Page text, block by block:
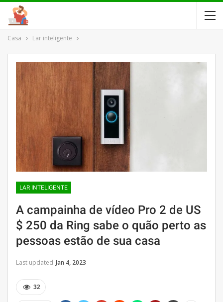
Casa Lar inteligente
LAR INTELIGENTE
A campainha de vídeo Pro 2 de US
$ 250 da Ring sabe o quão perto as
pessoas estão de sua casa
Last updated Jan 4, 2023
32